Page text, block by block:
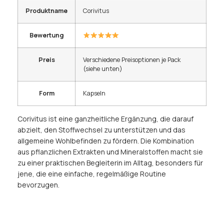
Produktname Corivitus
Bewertung
Preis
Verschiedene Preisoptionen je Pack
(siehe unten)
Form Kapseln
Corivitus ist eine ganzheitliche Ergänzung, die darauf
abzielt, den Stoffwechsel zu unterstützen und das
allgemeine Wohlbefinden zu fördern. Die Kombination
aus pflanzlichen Extrakten und Mineralstoffen macht sie
zu einer praktischen Begleiterin im Alltag, besonders für
jene, die eine einfache, regelmäßige Routine
bevorzugen.